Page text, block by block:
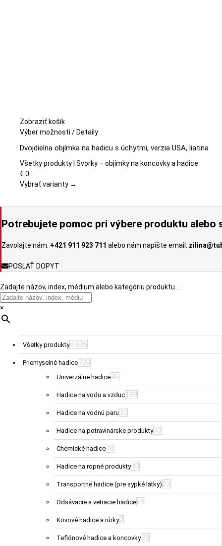
Zobraziť košík
Výber možnostíTento
má
viacero
Možnosti
môžete
na
produktu.
/Detaily
Dvojdielna objímka na hadicu s úchytmi, verzia USA, liatina
Všetky produkty | Svorky – objímky na koncovky a hadice
€ 0
Vybrať varianty →
Potrebujete pomoc pri výbere produktu alebo
Zavolajte nám: +421 911 923 711 alebo nám napíšte email:
POSLAŤ DOPYT
Zadajte názov, index, médium alebo kategóriu produktu …
×
Všetky produkty4 606
Priemyselné hadice708
Univerzálne hadice45
Hadice na vodu a vzduc 189
Hadice na vodnú paru 32
Hadice na potravinárske produkty43
Chemické hadice 18
Hadice na ropné produkty43
Transportné hadice (pre sypké látky) 23
Odsávacie a vetracie hadice69
Kovové hadice a rúrky2
Teflónové hadice a koncovky28